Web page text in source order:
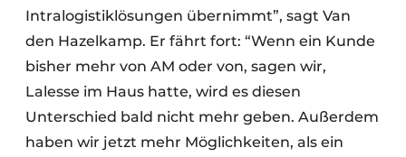
Intralogistiklösungen übernimmt”, sagt Van
den Hazelkamp. Er fährt fort: “Wenn ein Kunde
bisher mehr von AM oder von, sagen wir,
Lalesse im Haus hatte, wird es diesen
Unterschied bald nicht mehr geben. Außerdem
haben wir jetzt mehr Möglichkeiten, als ein